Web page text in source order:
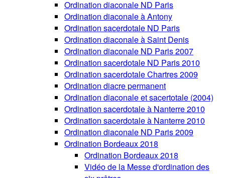
Ordination diaconale ND Paris
Ordination diaconale à Antony
Ordination sacerdotale ND Paris
Ordination diaconale à Saint Denis
Ordination diaconale ND Paris 2007
Ordination sacerdotale ND Paris 2010
Ordination sacerdotale Chartres 2009
Ordination diacre permanent
Ordination diaconale et sacertotale (2004)
Ordination sacerdotale à Nanterre 2010
Ordination sacerdotale à Nanterre 2010
Ordination diaconale ND Paris 2009
Ordination Bordeaux 2018
Ordination Bordeaux 2018
Vidéo de la Messe d'ordination des